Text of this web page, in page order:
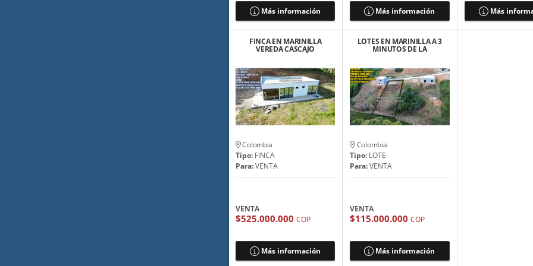
Más información Más información Más
FINCA EN MARINILLA
VEREDA CASCAJO
Colombia
Tipo: FINCA
Para:VENTA
VENTA
$525.000.000 COP
Más información
LOTES EN MARINILLA A 3
MINUTOS DE LA
Colombia
Tipo: LOTE
Para:VENTA
VENTA
$115.000.000COP
Más información